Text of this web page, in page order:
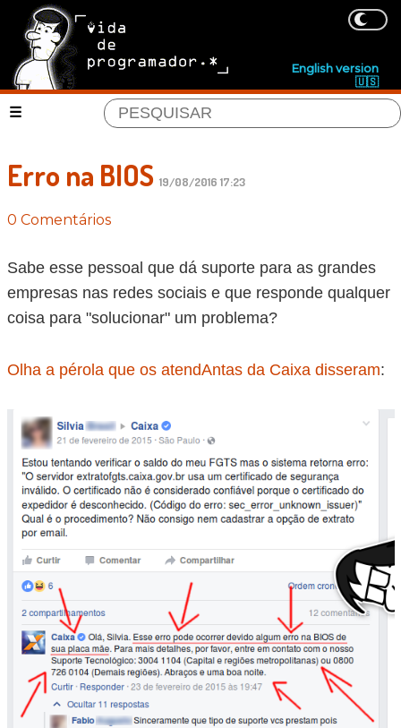
English version
🇺🇸
Erro na BIOS 19/08/2016 17:23
0 Comentários
Sabe esse pessoal que dá suporte para as grandes
empresas nas redes sociais e que responde qualquer
coisa para "solucionar" um problema?
Olha a pérola que os atendAntas da Caixa disseram: